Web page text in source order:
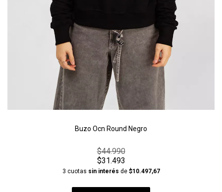
Buzo Ocn Round Negro
$44.990
$31.493
3 cuotas sin interés de $10.497,67